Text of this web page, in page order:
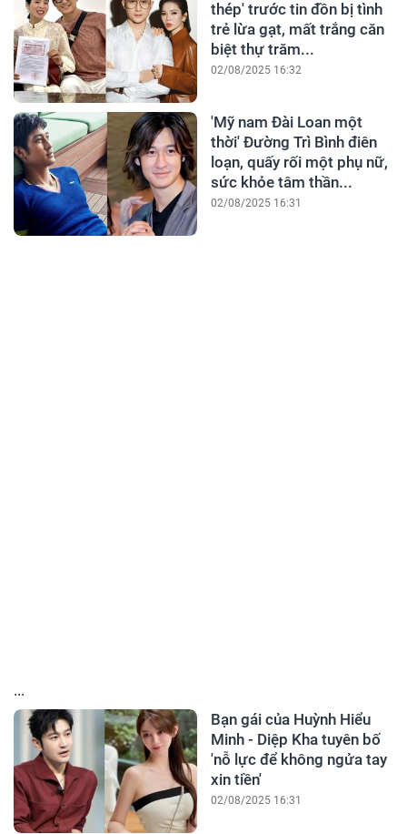
thép' trước tin đồn bị tình
trẻ lừa gạt, mất trắng căn
biệt thự trăm...
02/08/2025 16:32
'Mỹ nam Đài Loan một
thời' Đường Trì Bình điên
loạn, quấy rối một phụ nữ,
sức khỏe tâm thần...
02/08/2025 16:31
...
Bạn gái của Huỳnh Hiểu
Minh - Diệp Kha tuyên bố
'nỗ lực để không ngửa tay
xin tiền'
02/08/2025 16:31